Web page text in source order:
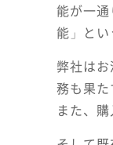
能が一
能」とい
弊社は
務も果た
また、